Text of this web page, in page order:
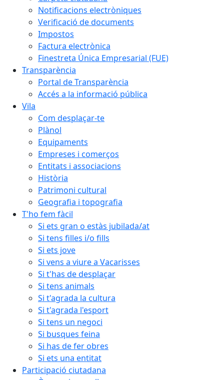
Notificacions electròniques
Verificació de documents
Impostos
Factura electrònica
Finestreta Única Empresarial (FUE)
Transparència
Portal de Transparència
Accés a la informació pública
Vila
Com desplaçar-te
Plànol
Equipaments
Empreses i comerços
Entitats i associacions
Història
Patrimoni cultural
Geografia i topografia
T'ho fem fàcil
Si ets gran o estàs jubilada/at
Si tens filles i/o fills
Si ets jove
Si vens a viure a Vacarisses
Si t'has de desplaçar
Si tens animals
Si t'agrada la cultura
Si t'agrada l'esport
Si tens un negoci
Si busques feina
Si has de fer obres
Si ets una entitat
Participació ciutadana